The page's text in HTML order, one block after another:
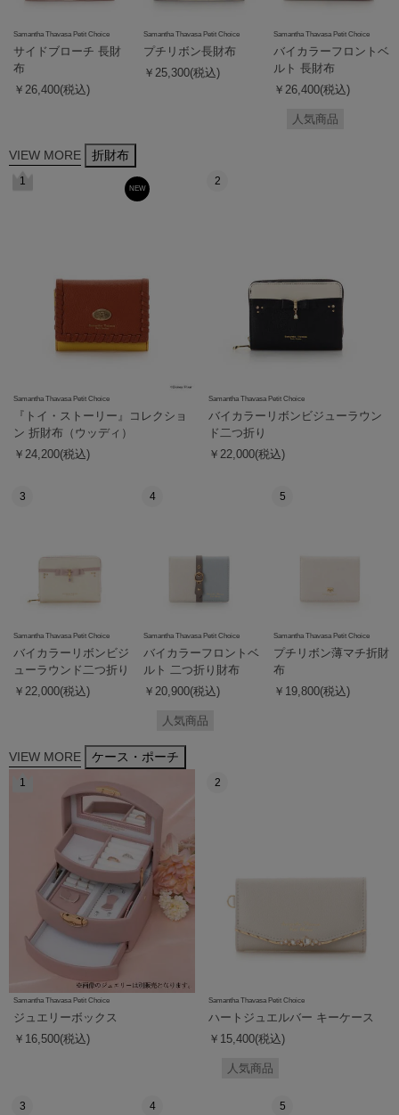
Samantha Thavasa Petit Choice
サイドブローチ 長財
布
￥26,400(税込)
Samantha Thavasa Petit Choice
プチリボン長財布
￥25,300(税込)
Samantha Thavasa Petit Choice
バイカラーフロントベ
ルト 長財布
￥26,400(税込)
人気商品
VIEW MORE 折財布
1
NEW
Samantha Thavasa Petit Choice
『トイ・ストーリー』コレクショ
ン 折財布（ウッディ）
￥24,200(税込)
2
Samantha Thavasa Petit Choice
バイカラーリボンビジューラウン
ド二つ折り
￥22,000(税込)
3
Samantha Thavasa Petit Choice
バイカラーリボンビジ
ューラウンド二つ折り
￥22,000(税込)
4
Samantha Thavasa Petit Choice
バイカラーフロントベ
ルト 二つ折り財布
￥20,900(税込)
人気商品
5
Samantha Thavasa Petit Choice
プチリボン薄マチ折財
布
￥19,800(税込)
VIEW MORE ケース・ポーチ
1
Samantha Thavasa Petit Choice
ジュエリーボックス
￥16,500(税込)
2
Samantha Thavasa Petit Choice
ハートジュエルバー キーケース
￥15,400(税込)
人気商品
3 4 5